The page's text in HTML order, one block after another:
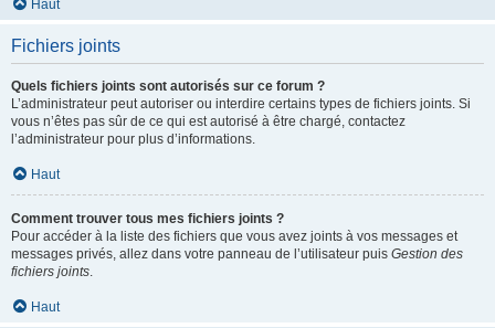
Haut
Fichiers joints
Quels fichiers joints sont autorisés sur ce forum ?
L’administrateur peut autoriser ou interdire certains types de fichiers joints. Si
vous n’êtes pas sûr de ce qui est autorisé à être chargé, contactez
l’administrateur pour plus d’informations.
Haut
Comment trouver tous mes fichiers joints ?
Pour accéder à la liste des fichiers que vous avez joints à vos messages et
messages privés, allez dans votre panneau de l’utilisateur puis Gestion des
fichiers joints.
Haut